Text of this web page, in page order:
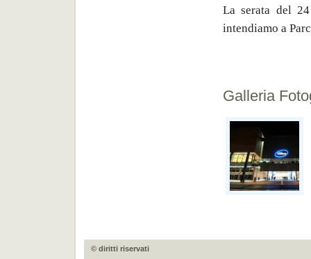
La serata del
intendiamo a
Galleria
© diritti riservati